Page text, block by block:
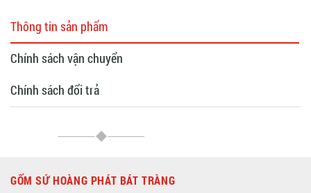
Thông tin sản phẩm
Chính sách vận chuyển
Chính sách đổi trả
GỐM SỨ HOÀNG PHÁT BÁT TRÀNG